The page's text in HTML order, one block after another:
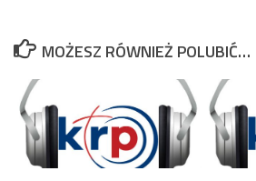
MOŻESZ RÓWNIEŻ POLUBIĆ…